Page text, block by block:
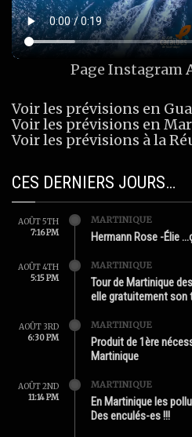
Page Instagram
Voir les prévisions en
Voir les prévisions en
Voir les prévisions à la
CES DERNIERS JOURS…
AOÛT 5TH
7:16 PM
MARTINIQUE
Hermann Rose -Élie
AOÛT 4TH
5:15 PM
MARTINIQUE
Tour de Martinique
elle gratuitement son
AOÛT 3RD
6:30 PM
MARTINIQUE
Produit de 1ère
Martinique
AOÛT 2ND
11:14 PM
MARTINIQUE
En Martinique les
Des enculés-es !!!